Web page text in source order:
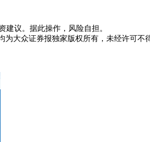
建议。据此操作，风险自担。
大众证券报独家版权所有，未经许可不